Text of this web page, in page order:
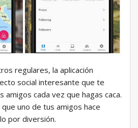
regulares, la aplicación
social interesante que te
cada vez que hagas caca.
uno de tus amigos hace
por diversión.